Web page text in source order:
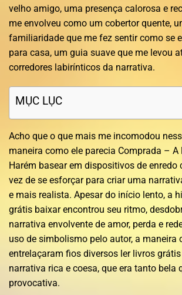
velho amigo, uma presença calorosa e
me envolveu como um cobertor quente,
familiaridade que me fez sentir como se
para casa, um guia suave que me levou
corredores labirínticos da narrativa.
MỤC LỤC
Acho que o que mais me incomodou
maneira como ele parecia Comprada –
Harém basear em dispositivos de enredo
vez de se esforçar para criar uma
e mais realista. Apesar do início lento, a
grátis baixar encontrou seu ritmo,
narrativa envolvente de amor, perda e
uso de simbolismo pelo autor, a maneira
entrelaçaram fios diversos ler livros
narrativa rica e coesa, que era tanto bela
provocativa.